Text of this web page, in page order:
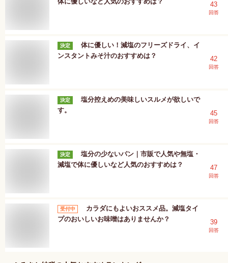
43
回答
決定
体に優しい！減塩のフリーズドライ、イ
ンスタントみそ汁のおすすめは？
42
回答
決定
塩分控えめの美味しいスルメが欲しいで
す。
45
回答
決定
塩分の少ないパン｜市販で人気や無塩・
減塩で体に優しいなど人気のおすすめは？
47
回答
受付中
カラダにもよいおススメ品。減塩タイ
プのおいしいお味噌はありませんか？
39
回答